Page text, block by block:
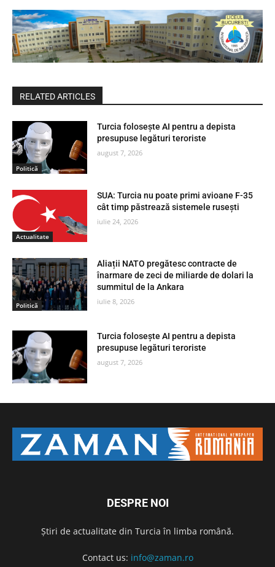
RELATED ARTICLES
Politică
Turcia folosește AI pentru a depista
presupuse legături teroriste
august 7, 2026
Actualitate
SUA: Turcia nu poate primi avioane F-35
cât timp păstrează sistemele rusești
iulie 24, 2026
Politică
Aliații NATO pregătesc contracte de
înarmare de zeci de miliarde de dolari la
summitul de la Ankara
iulie 8, 2026
Turcia folosește AI pentru a depista
presupuse legături teroriste
august 7, 2026
DESPRE NOI
Știri de actualitate din Turcia în limba română.
Contact us: info@zaman.ro